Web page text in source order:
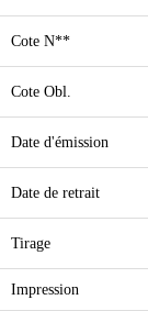
Cote N**
Cote Obl.
Date d'émission
Date de retrait
Tirage
Impression